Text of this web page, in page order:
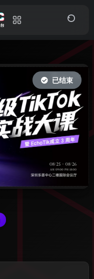
已结束